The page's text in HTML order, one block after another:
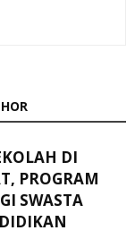
DI
‎PROGRAM
SWASTA